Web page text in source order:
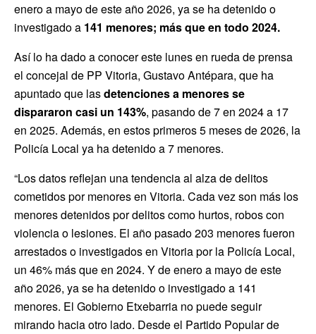
enero a mayo de este año 2026, ya se ha detenido o
investigado a 141 menores; más que en todo 2024.
Así lo ha dado a conocer este lunes en rueda de prensa
el concejal de PP Vitoria, Gustavo Antépara, que ha
apuntado que lasdetenciones a menores se
dispararon casi un 143%, pasando de 7 en 2024 a 17
en 2025. Además, en estos primeros 5 meses de 2026, la
Policía Local ya ha detenido a 7 menores.
“Los datos reflejan una tendencia al alza de delitos
cometidos por menores en Vitoria. Cada vez son más los
menores detenidos por delitos como hurtos, robos con
violencia o lesiones. El año pasado 203 menores fueron
arrestados o investigados en Vitoria por la Policía Local,
un 46% más que en 2024. Y de enero a mayo de este
año 2026, ya se ha detenido o investigado a 141
menores. El Gobierno Etxebarria no puede seguir
mirando hacia otro lado. Desde el Partido Popular de